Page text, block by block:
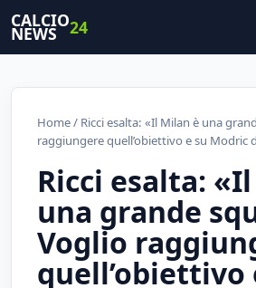
CALCIO
NEWS 24
Home/ Ricci esalta: «Il Milan è una
raggiungere quell’obiettivo e su Modric
Ricci esalta:
una grande
Voglio
quell’obiettivo